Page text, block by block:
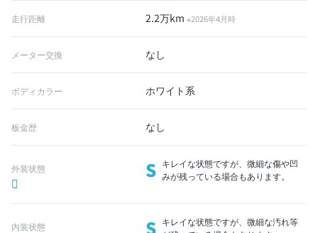
走行距離 2.2万km※2026年4月時
メーター交換 なし
ボディカラー ホワイト系
板金歴 なし
外装状態 S キレイな状態ですが、微細な傷や凹
みが残っている場合もあります。
内装状態 S キレイな状態ですが、微細な汚れ等